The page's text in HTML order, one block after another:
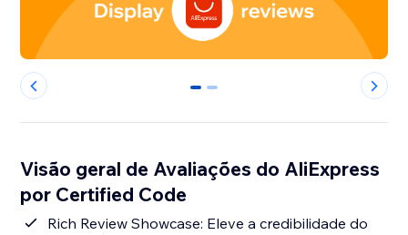
0 1
Visão geral de Avaliações do AliExpress
por Certified Code
Rich Review Showcase: Eleve a credibilidade do